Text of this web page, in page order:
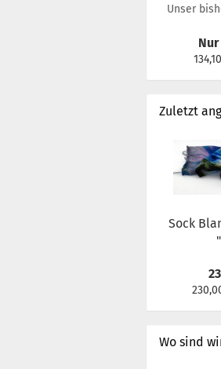
Unser
Nur
Zuletzt
Sock
Wo sind